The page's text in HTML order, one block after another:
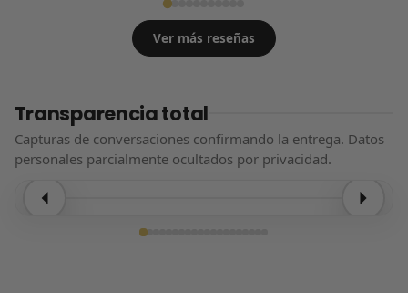
Ver más reseñas
Transparencia total
Capturas de conversaciones confirmando la entrega. Datos
personales parcialmente ocultados por privacidad.